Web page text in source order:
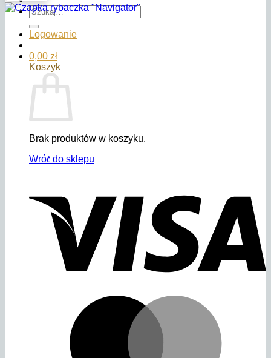
Szukaj:
Logowanie
0,00 zł
Koszyk
Brak produktów w koszyku.
Wróć do sklepu